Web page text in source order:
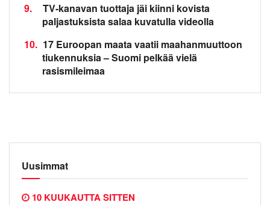
9.
TV-kanavan tuottaja jäi kiinni kovista
paljastuksista salaa kuvatulla videolla
10. 17 Euroopan maata vaatii maahanmuuttoon
tiukennuksia – Suomi pelkää vielä
rasismileimaa
Uusimmat
10 KUUKAUTTA SITTEN